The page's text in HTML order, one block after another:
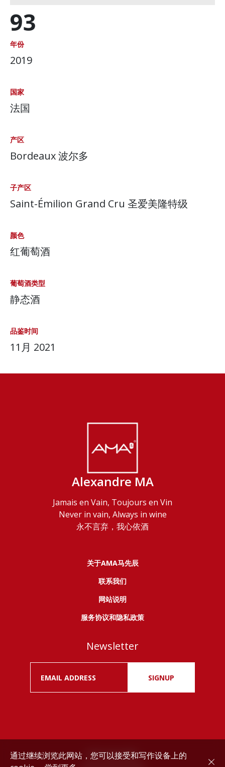
93
年份
2019
国家
法国
产区
Bordeaux 波尔多
子产区
Saint-Émilion Grand Cru 圣爱美隆特级
颜色
红葡萄酒
葡萄酒类型
静态酒
品鉴时间
11月 2021
Alexandre MA
Jamais en Vain, Toujours en Vin
Never in vain, Always in wine
永不言弃，我心依酒
关于AMA马先辰
联系我们
网站说明
服务协议和隐私政策
Newsletter
SIGNUP
Drink responsibly.
通过继续浏览此网站，您可以接受和写作设备上的